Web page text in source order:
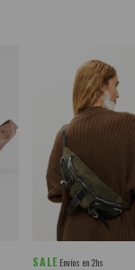
SALE Envíos en 2hs